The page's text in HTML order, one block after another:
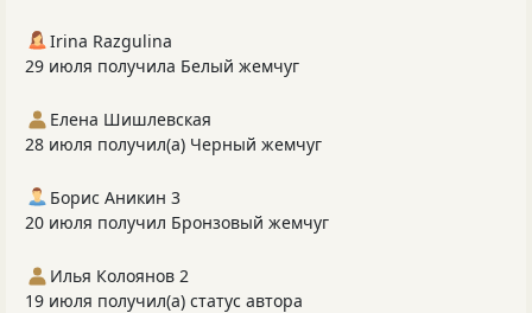
Irina Razgulina
29 июля получила Белый жемчуг
Елена Шишлевская
28 июля получил(а) Черный жемчуг
Борис Аникин 3
20 июля получил Бронзовый жемчуг
Илья Колоянов 2
19 июля получил(а) статус автора